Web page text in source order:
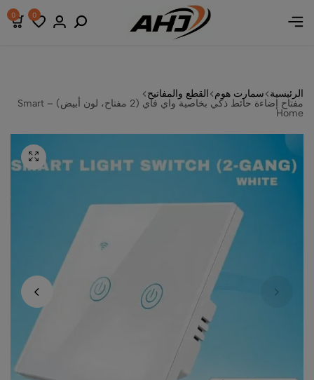
0
0
الرئيسية سمارت هوم القطع والمفاتيح
مفتاح إضاءة حائط ذكي بخاصية واي فاي (2 مفتاح، لون أبيض) – Smart
Home